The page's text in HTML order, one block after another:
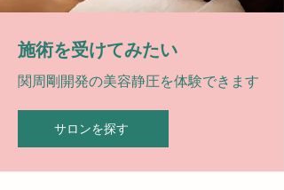
​施術を受けてみたい
​関周剛開発の美容静圧を体験できます
サロンを探す